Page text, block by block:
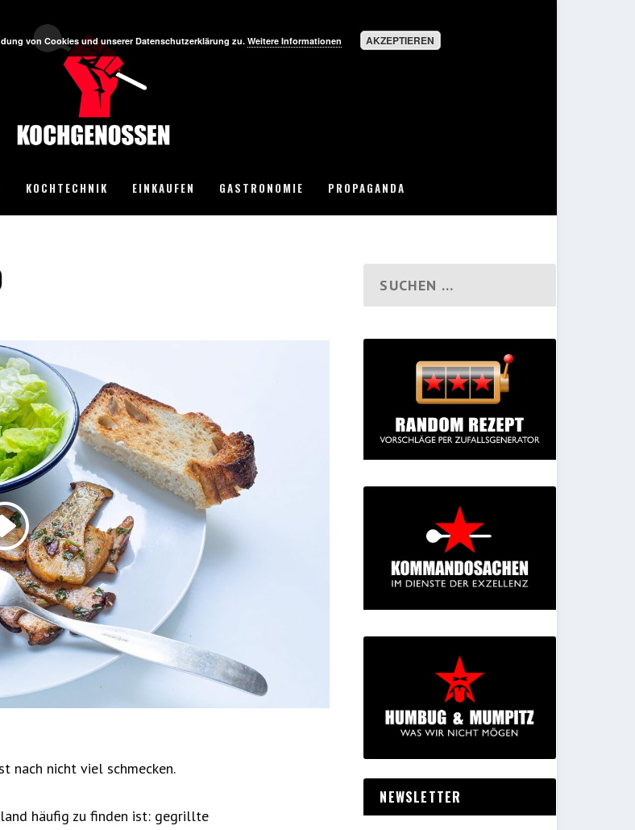
KOCHTECHNIK EINKAUFEN GASTRONOMIE PROPAGANDA
nach nicht viel schmecken.
häufig zu finden ist: gegrillte
NEWSLETTER
von Cookies und unserer Datenschutzerklärung zu. Weitere Informationen AKZEPTIEREN